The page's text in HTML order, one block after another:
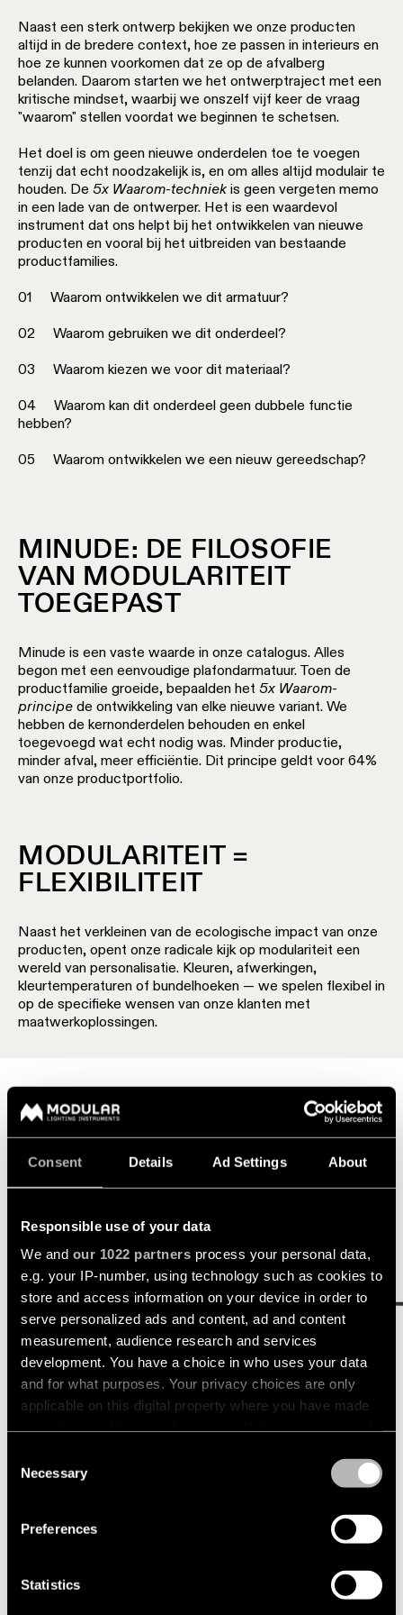
Consent Details Ad Settings About
Responsible use of your data
We and our 1022 partners process your personal data,
e.g. your IP-number, using technology such as cookies to
store and access information on your device in order to
serve personalized ads and content, ad and content
measurement, audience research and services
development. You have a choice in who uses your data
and for what purposes. Your privacy choices are only
applicable on this digital property where you have made
the Privacy trigger icon.
Collect information about your geographical
meters
Identify your device by actively scanning it for
Selection
Necessary
Preferences
Statistics
Naast een sterk ontwerp bekijken we onze producten
altijd in de bredere context, hoe ze passen in interieurs en
hoe ze kunnen voorkomen dat ze op de afvalberg
belanden. Daarom starten we het ontwerptraject met een
kritische mindset, waarbij we onszelf vijf keer de vraag
"waarom" stellen voordat we beginnen te schetsen.
Het doel is om geen nieuwe onderdelen toe te voegen
tenzij dat echt noodzakelijk is, en om alles altijd modulair te
houden. De 5x Waarom-techniek is geen vergeten memo
in een lade van de ontwerper. Het is een waardevol
instrument dat ons helpt bij het ontwikkelen van nieuwe
producten en vooral bij het uitbreiden van bestaande
productfamilies.
01 Waarom ontwikkelen we dit armatuur?
02 Waarom gebruiken we dit onderdeel?
03 Waarom kiezen we voor dit materiaal?
04 Waarom kan dit onderdeel geen dubbele functie
hebben?
05 Waarom ontwikkelen we een nieuw gereedschap?
MINUDE: DE FILOSOFIE
VAN MODULARITEIT
TOEGEPAST
Minude is een vaste waarde in onze catalogus. Alles
begon met een eenvoudige plafondarmatuur. Toen de
productfamilie groeide, bepaalden het 5x Waarom-
principe de ontwikkeling van elke nieuwe variant. We
hebben de kernonderdelen behouden en enkel
toegevoegd wat echt nodig was. Minder productie,
minder afval, meer efficiëntie. Dit principe geldt voor 64%
van onze productportfolio.
MODULARITEIT =
FLEXIBILITEIT
Naast het verkleinen van de ecologische impact van onze
producten, opent onze radicale kijk op modulariteit een
wereld van personalisatie. Kleuren, afwerkingen,
kleurtemperaturen of bundelhoeken — we spelen flexibel in
op de specifieke wensen van onze klanten met
maatwerkoplossingen.